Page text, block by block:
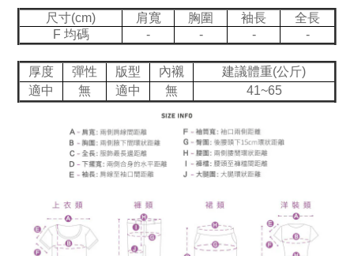
尺寸(cm) 肩寬 胸圍 袖長
全長
F 均碼
- - - -
厚度 彈性 版型 內襯
建議體重(公斤)
適中
無 適中 無 41~65